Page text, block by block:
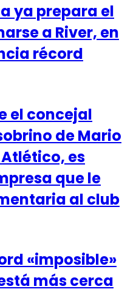
ya prepara el
a River, en
récord
el concejal
de Mario
es
que le
al club
«imposible»
más cerca